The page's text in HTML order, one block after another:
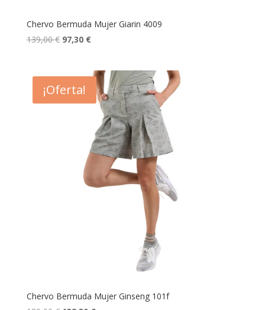
Chervo Bermuda Mujer Giarin 4009
139,00€ El
era:
139,00 €.
97,30 €El
es:
97,30 €.
¡Oferta!
Chervo Bermuda Mujer Ginseng 101f